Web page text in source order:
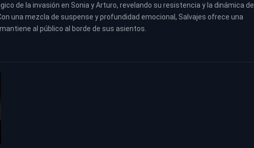
de la invasión en Sonia y Arturo, revelando su resistencia y la dinámica de
una mezcla de suspense y profundidad emocional, Salvajes ofrece una
al público al borde de sus asientos.